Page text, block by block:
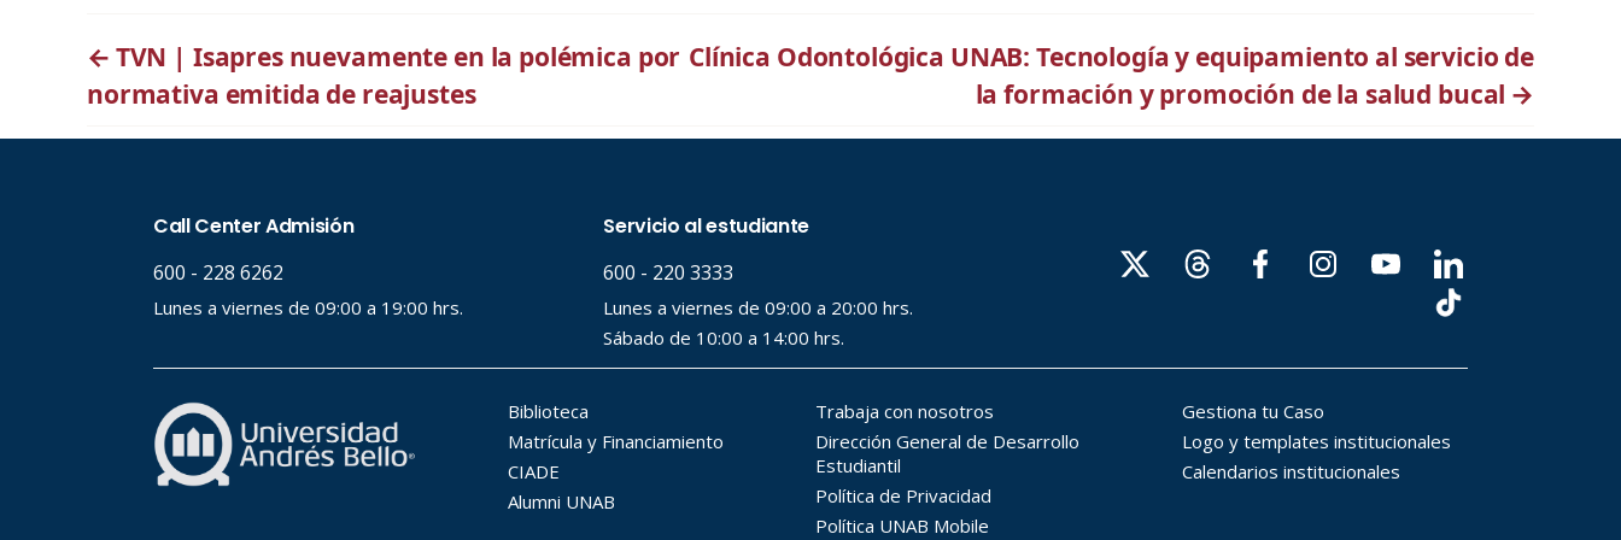
← TVN | Isapres nuevamente en la polémica por
normativa emitida de reajustes
Clínica Odontológica UNAB: Tecnología y equipamiento al servicio de
la formación y promoción de la salud bucal →